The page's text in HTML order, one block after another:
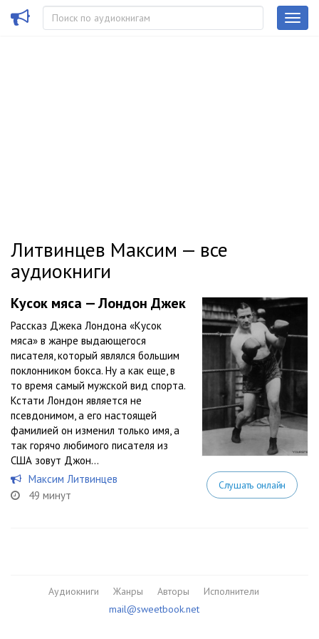
Литвинцев Максим — все
аудиокниги
Кусок мяса — Лондон Джек
Рассказ Джека Лондона «Кусок
мяса» в жанре выдающегося
писателя, который являлся большим
поклонником бокса. Ну а как еще, в
то время самый мужской вид спорта.
Кстати Лондон является не
псевдонимом, а его настоящей
фамилией он изменил только имя, а
так горячо любимого писателя из
США зовут Джон...
Максим Литвинцев
49 минут
Слушать онлайн
Аудиокниги Жанры Авторы
Исполнители
mail@sweetbook.net